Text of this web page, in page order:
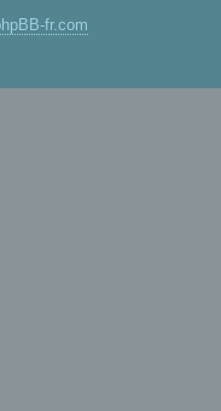
fr.com